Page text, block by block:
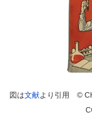
図は文献より引用 ©